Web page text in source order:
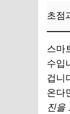
초점
스마
수입
겁니
온다
진을